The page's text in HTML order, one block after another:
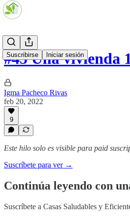
Suscribirse Iniciar sesión
#45 Una vivienda
Igma Pacheco Rivas
feb 20, 2022
9
Este hilo solo es visible para paid
Suscríbete para ver →
Continúa leyendo con
Suscríbete a Casas Saludables y